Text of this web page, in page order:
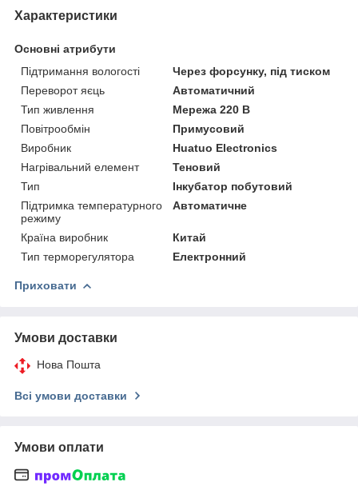
Характеристики
Основні атрибути
Підтримання вологості
Через форсунку, під тиском
Переворот яєць
Автоматичний
Тип живлення
Мережа 220 В
Повітрообмін
Примусовий
Виробник
Huatuo Electronics
Нагрівальний елемент
Теновий
Тип
Інкубатор побутовий
Підтримка температурного
режиму
Автоматичне
Країна виробник
Китай
Тип терморегулятора
Електронний
Приховати
Умови доставки
Нова Пошта
Всі умови доставки
Умови оплати